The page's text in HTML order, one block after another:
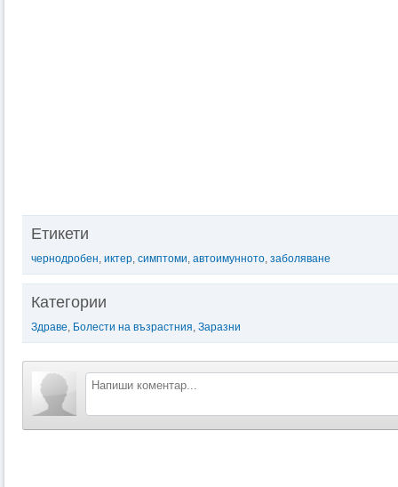
Етикети
чернодробен, иктер, симптоми, автоимунното, заболяване
Категории
Здраве, Болести на възрастния, Заразни